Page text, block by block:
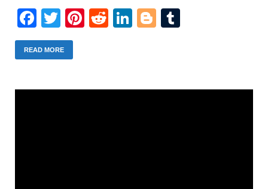
Facebook
Twitter
Pinterest
RedditLinkedIn
Blogger
READ MORE